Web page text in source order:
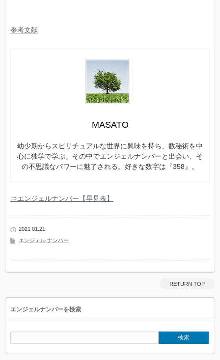
参考文献
MASATO
幼少期からスピリチュアルな世界に興味を持ち、数秘術を中
心に独学で学ぶ。その中でエンジェルナンバーと出会い、そ
の不思議なパワーに魅了される。好きな数字は『358』。
⇒エンジェルナンバー【早見表】
2021 01.21
エンジェル ナンバー
RETURN TOP
エンジェルナンバーを検索